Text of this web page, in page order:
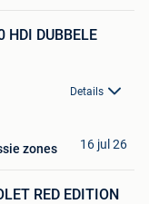
HDI DUBBELE
Details
zones 16 jul 26
RED EDITION